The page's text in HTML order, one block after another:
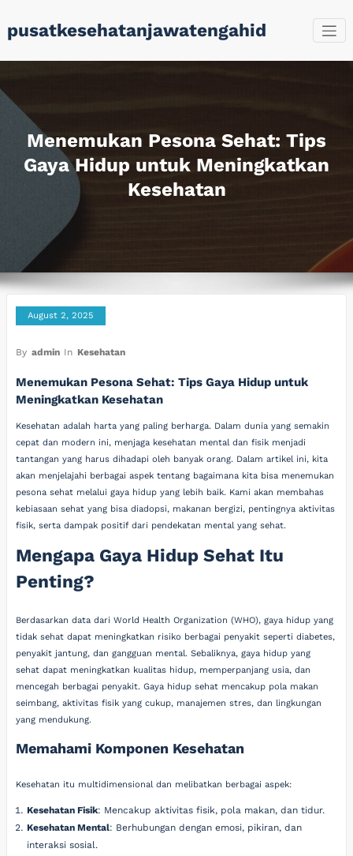
to
content
pusatkesehatanjawatengahid
Menemukan Pesona Sehat: Tips
Gaya Hidup untuk Meningkatkan
Kesehatan
August 2, 2025
By admin In Kesehatan
Menemukan Pesona Sehat: Tips Gaya Hidup untuk
Meningkatkan Kesehatan
Kesehatan adalah harta yang paling berharga. Dalam dunia yang semakin
cepat dan modern ini, menjaga kesehatan mental dan fisik menjadi
tantangan yang harus dihadapi oleh banyak orang. Dalam artikel ini, kita
akan menjelajahi berbagai aspek tentang bagaimana kita bisa menemukan
pesona sehat melalui gaya hidup yang lebih baik. Kami akan membahas
kebiasaan sehat yang bisa diadopsi, makanan bergizi, pentingnya aktivitas
fisik, serta dampak positif dari pendekatan mental yang sehat.
Mengapa Gaya Hidup Sehat Itu
Penting?
Berdasarkan data dari World Health Organization (WHO), gaya hidup yang
tidak sehat dapat meningkatkan risiko berbagai penyakit seperti diabetes,
penyakit jantung, dan gangguan mental. Sebaliknya, gaya hidup yang
sehat dapat meningkatkan kualitas hidup, memperpanjang usia, dan
mencegah berbagai penyakit. Gaya hidup sehat mencakup pola makan
seimbang, aktivitas fisik yang cukup, manajemen stres, dan lingkungan
yang mendukung.
Memahami Komponen Kesehatan
Kesehatan itu multidimensional dan melibatkan berbagai aspek:
Kesehatan Fisik: Mencakup aktivitas fisik, pola makan, dan tidur.
Kesehatan Mental: Berhubungan dengan emosi, pikiran, dan
interaksi sosial.